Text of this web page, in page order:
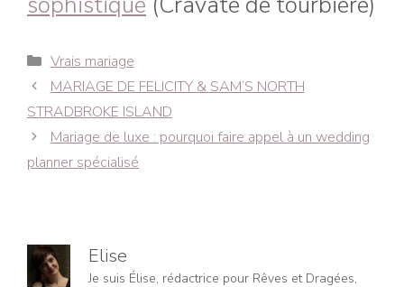
Catégories
Vrais mariage
Navigation
des
articles
MARIAGE DE FELICITY & SAM’S NORTH
STRADBROKE ISLAND
Mariage de luxe : pourquoi faire appel à un wedding
planner spécialisé
Elise
Je suis Élise, rédactrice pour Rêves et Dragées,